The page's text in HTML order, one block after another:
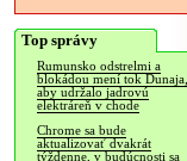
Top správy
Rumunsko odstrelmi a
blokádou mení tok Dunaja,
aby udržalo jadrovú
elektráreň v chode
Chrome sa bude
aktualizovať dvakrát
týždenne, v budúcnosti sa